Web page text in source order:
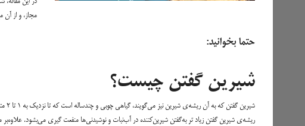
مجاز، و از آن
حتما بخوانید:
شیرین گفتن چیست؟
ریشه‌ی شیرین گفتن زیاد تر به‌گفتن شیرین‌کننده در آب‌نبات و نوشیدنی‌ها منفعت گیری می‌بشود.